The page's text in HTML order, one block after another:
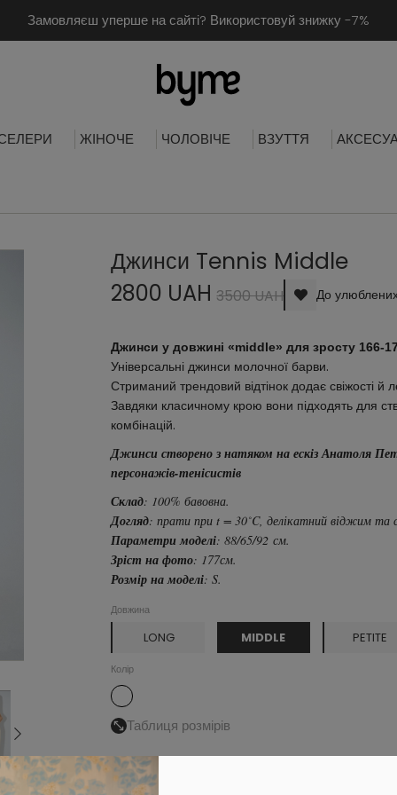
Замовляєш уперше на сайті? Використовуй знижку -7%
ЖІНОЧЕ ЧОЛОВІЧЕ ВЗУТТЯ
Джинси Tennis Middle
2800 UAH 3500 UAH До
Джинси у довжині «middle» для зросту 166-
Універсальні джинси молочної барви.
Стриманий трендовий відтінок додає свіжості
Завдяки класичному крою вони підходять для
комбінацій.
Джинси створено з натяком на ескіз Анатоля
персонажів-тенісистів
Склад: 100% бавовна.
Догляд: прати при t = 30˚C, делікатний віджим та
Параметри моделі: 88/65/92 см.
Зріст на фото: 177см.
Розмір на моделі: S.
Довжина
LONG MIDDLE PETITE
Колір
Таблиця розмірів
Обрати розмір